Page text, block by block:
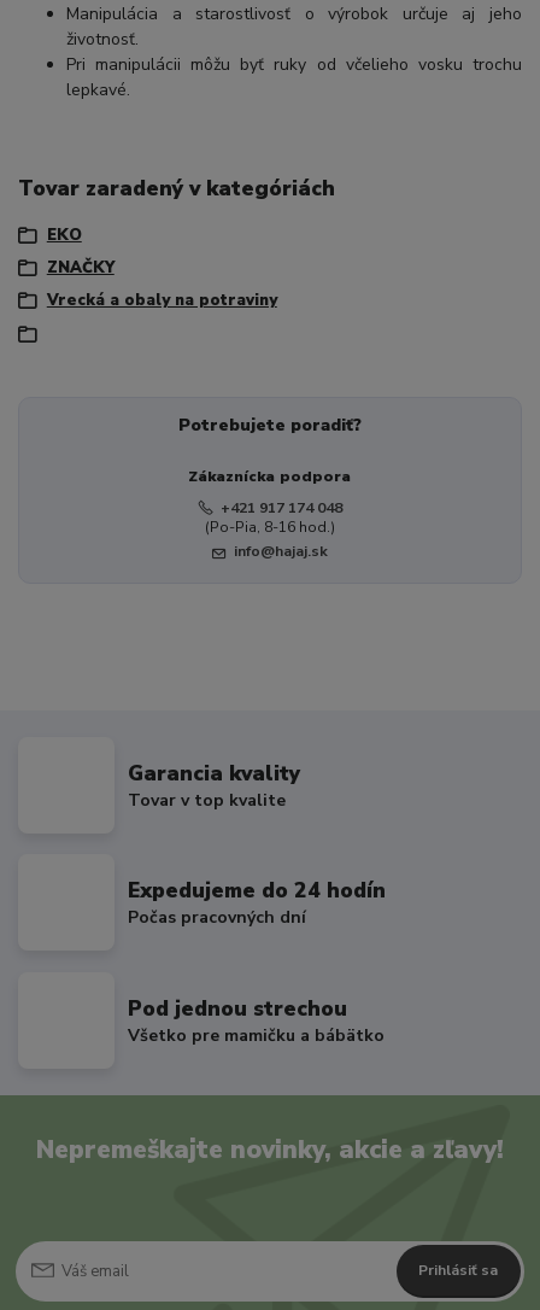
Manipulácia a starostlivosť o výrobok určuje aj jeho
životnosť.
Pri manipulácii môžu byť ruky od včelieho vosku trochu
lepkavé.
Tovar zaradený v kategóriách
EKO
ZNAČKY
Vrecká a obaly na potraviny
Potrebujete poradiť?
Zákaznícka podpora
+421 917 174 048
(Po-Pia, 8-16 hod.)
info@hajaj.sk
Garancia kvality
Tovar v top kvalite
Expedujeme do 24 hodín
Počas pracovných dní
Pod jednou strechou
Všetko pre mamičku a bábätko
Nepremeškajte novinky, akcie a zľavy!
Prihlásiť sa